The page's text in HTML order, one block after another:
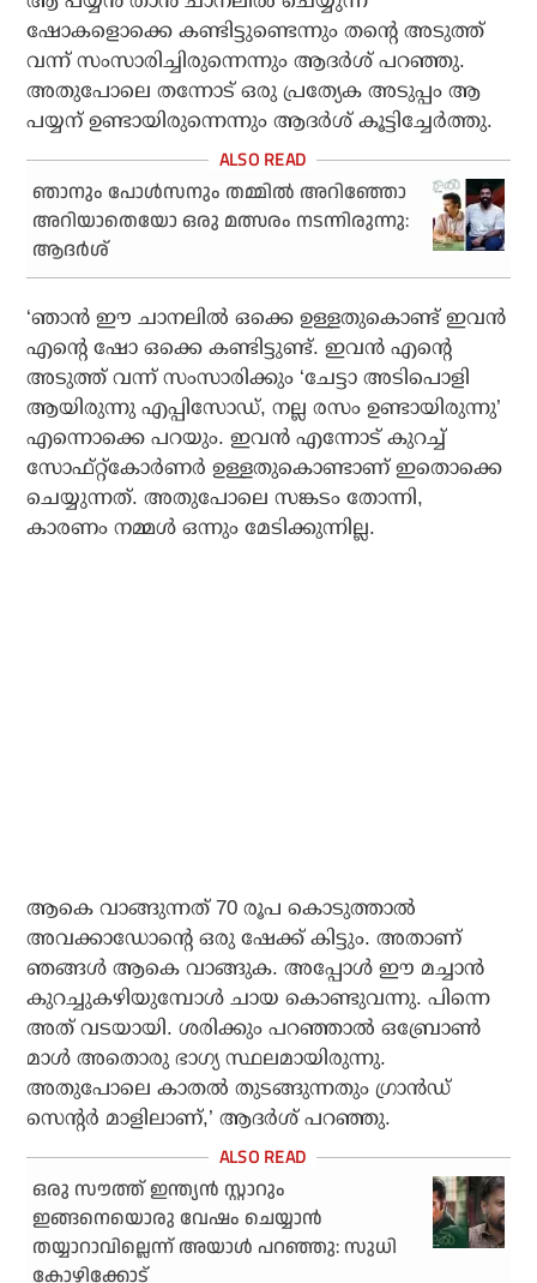
ഷോകളൊക്കെ കണ്ടിട്ടുണ്ടെന്നും തന്റെ അടുത്ത്
വന്ന് സംസാരിച്ചിരുന്നെന്നും ആദർശ് പറഞ്ഞു.
അതുപോലെ തന്നോട് ഒരു പ്രത്യേക അടുപ്പം ആ
പയ്യന് ഉണ്ടായിരുന്നെന്നും ആദർശ് കൂട്ടിച്ചേർത്തു.
ഞാനും പോൾസനും തമ്മിൽ അറിഞ്ഞോ
അറിയാതെയോ ഒരു മത്സരം നടന്നിരുന്നു:
ആദർശ്
‘ഞാൻ ഈ ചാനലിൽ ഒക്കെ ഉള്ളതുകൊണ്ട് ഇവൻ
എന്റെ ഷോ ഒക്കെ കണ്ടിട്ടുണ്ട്. ഇവൻ എന്റെ
അടുത്ത് വന്ന് സംസാരിക്കും ‘ചേട്ടാ അടിപൊളി
ആയിരുന്നു എപ്പിസോഡ്, നല്ല രസം ഉണ്ടായിരുന്നു’
എന്നൊക്കെ പറയും. ഇവൻ എന്നോട് കുറച്ച്
സോഫ്റ്റ്‌കോർണർ ഉള്ളതുകൊണ്ടാണ് ഇതൊക്കെ
ചെയ്യുന്നത്. അതുപോലെ സങ്കടം തോന്നി,
കാരണം നമ്മൾ ഒന്നും മേടിക്കുന്നില്ല.
ആകെ വാങ്ങുന്നത് 70 രൂപ കൊടുത്താൽ
അവക്കാഡോന്റെ ഒരു ഷേക്ക് കിട്ടും. അതാണ്
ഞങ്ങൾ ആകെ വാങ്ങുക. അപ്പോൾ ഈ മച്ചാൻ
കുറച്ചുകഴിയുമ്പോൾ ചായ കൊണ്ടുവന്നു. പിന്നെ
അത് വടയായി. ശരിക്കും പറഞ്ഞാൽ ഒബ്രോൺ
മാൾ അതൊരു ഭാഗ്യ സ്ഥലമായിരുന്നു.
അതുപോലെ കാതൽ തുടങ്ങുന്നതും ഗ്രാൻഡ്
സെന്റർ മാളിലാണ്,’ ആദർശ് പറഞ്ഞു.
ഒരു സൗത്ത് ഇന്ത്യന്‍ സ്റ്റാറും
ഇങ്ങനെയൊരു വേഷം ചെയ്യാന്‍
തയ്യാറാവില്ലെന്ന് അയാൾ പറഞ്ഞു: സുധി
കോഴിക്കോട്